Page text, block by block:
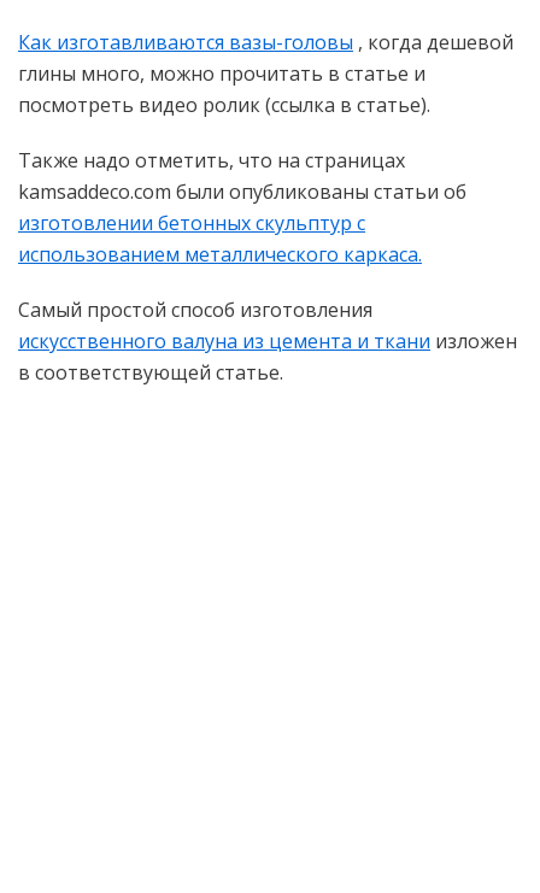
Как изготавливаются вазы-головы , когда дешевой
глины много, можно прочитать в статье и
посмотреть видео ролик (ссылка в статье).
Также надо отметить, что на страницах
kamsaddeco.com были опубликованы статьи об
изготовлении бетонных скульптур с
использованием металлического каркаса.
Самый простой способ изготовления
искусственного валуна из цемента и ткани изложен
в соответствующей статье.